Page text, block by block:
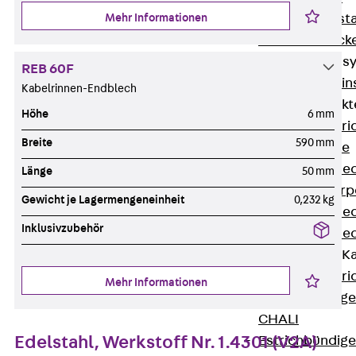
Zurück
Kanalsysteme
Estrichbündige
Zurück
CHALI
Mehr Informationen
REB 60F
Kabelrinnen-Endblech
Höhe 6 mm
Breite 590 mm
Länge 50 mm
Gewicht je Lagermengeneinheit 0,232 kg
Inklusivzubehör
Mehr Informationen
Edelstahl, Werkstoff Nr. 1.4301 (V2A)